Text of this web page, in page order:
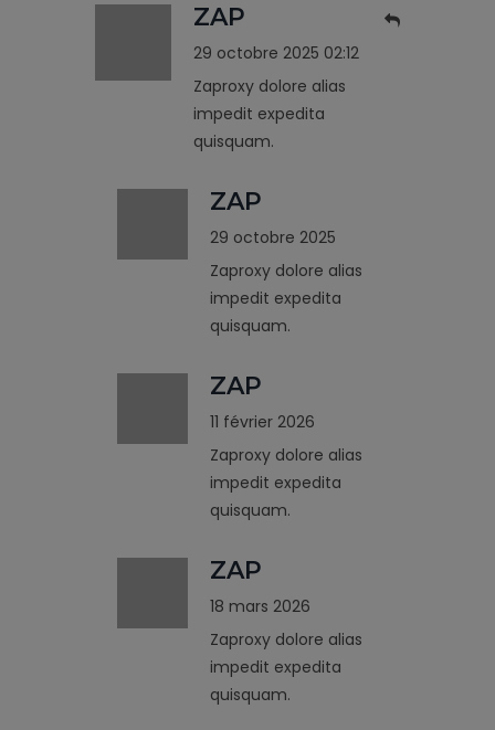
ZAP
29 octobre 2025 02:12
Zaproxy dolore alias
impedit expedita
quisquam.
ZAP
29 octobre 2025
Zaproxy dolore alias
impedit expedita
quisquam.
ZAP
11 février 2026
Zaproxy dolore alias
impedit expedita
quisquam.
ZAP
18 mars 2026
Zaproxy dolore alias
impedit expedita
quisquam.